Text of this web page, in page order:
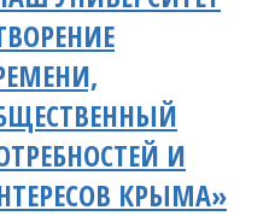
И
КРЫМА»